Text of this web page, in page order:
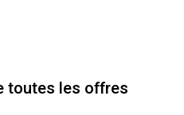
toutes les offres